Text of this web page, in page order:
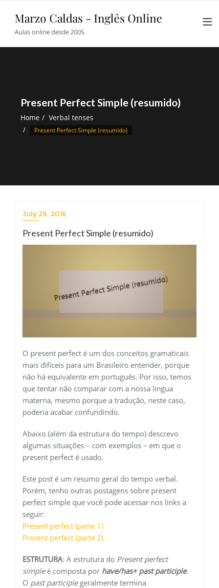
content
Marzo Caldas - Inglês Online
Aulas online desde 2005.
Present Perfect Simple (resumido)
Home Verbal tenses
Present Perfect Simple (resumido)
July 29, 2016
Present Perfect Simple (resumido)
O present perfect é um dos conceitos gramaticais
mais difíceis para um Brasileiro entender, porque
não há equivalente em português. Por isso, temos
que tentar não comparar com a nossa língua
materna, mesmo porque a tradução, neste caso,
poderia acabar confundindo.
Abaixo (além da estrutura do tempo) descrevo
algumas situações – com exemplos – em que o
present perfect é usado.
Este post é um resumo geral do tempo verbal.
Porém, tenho outras postagens sobre present
perfect simple que você pode acessar nos links a
seguir:
Present perfect (parte 1)
Present perfect (parte 2)
ESTRUTURA: A estrutura do Present perfect
simpleé composta por have/has+ past participle.
O past participlegeralmente termina